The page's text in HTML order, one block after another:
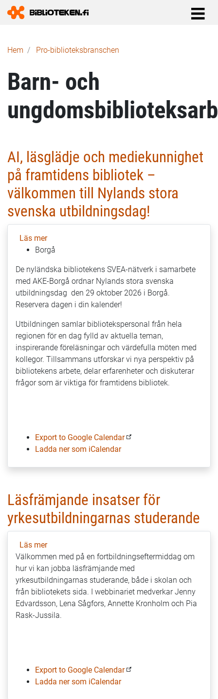
Länkstig
Hem Pro-biblioteks­branschen
Barn- och
AI, läsglädje och mediekunnighet
på framtidens bibliotek –
välkommen till Nylands stora
svenska utbildningsdag!
Läs merom
AI,
och
mediekunnighet
på
framtidens
bibliotek
–
välkommen
till
Nylands
stora
Borgå
De nyländska bibliotekens SVEA-nätverk i samarbete
med AKE-Borgå ordnar Nylands stora svenska
utbildningsdag den 29 oktober 2026 i Borgå.
Reservera dagen i din kalender!
Utbildningen samlar bibliotekspersonal från hela
regionen för en dag fylld av aktuella teman,
inspirerande föreläsningar och värdefulla möten med
kollegor. Tillsammans utforskar vi nya perspektiv på
bibliotekens arbete, delar erfarenheter och diskuterar
frågor som är viktiga för framtidens bibliotek.
Export to Google Calendar
Ladda ner som iCalendar
Läsfrämjande insatser för
yrkesutbildningarnas studerande
Läs merom
Läsfrämjande
insatser
för
yrkesutbildningarnas
studerande
Välkommen med på en fortbildningseftermiddag om
hur vi kan jobba läsfrämjande med
yrkesutbildningarnas studerande, både i skolan och
från bibliotekets sida. I webbinariet medverkar Jenny
Edvardsson, Lena Sågfors, Annette Kronholm och Pia
Rask-Jussila.
Export to Google Calendar
Ladda ner som iCalendar